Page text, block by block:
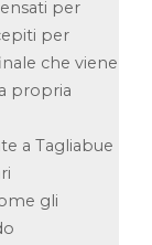
per
per
che viene
propria
a Tagliabue
gli